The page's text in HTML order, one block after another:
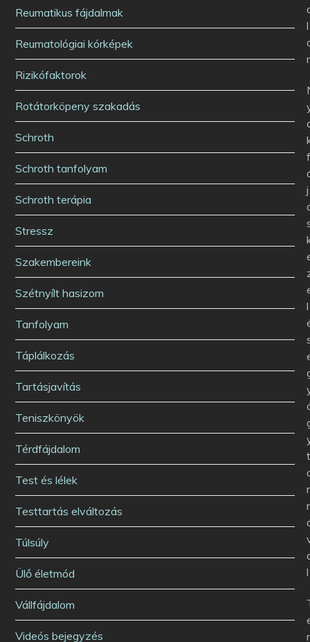
Reumatikus fájdalmak
Reumatológiai kórképek
Rizikófaktorok
Rotátorköpeny szakadás
Schroth
Schroth tanfolyam
Schroth terápia
Stressz
Szakembereink
Szétnyílt hasizom
Tanfolyam
Táplálkozás
Tartásjavítás
Teniszkönyök
Térdfájdalom
Test és lélek
Testtartás elváltozás
Túlsúly
Ülő életmód
Vállfájdalom
Videós bejegyzés
l
j
l
r
l